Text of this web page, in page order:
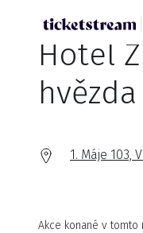
Hotel
hvězda
1. Máje 103,
Akce konané v tomto